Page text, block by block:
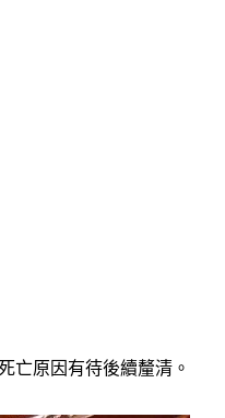
亡原因有待後續釐清。